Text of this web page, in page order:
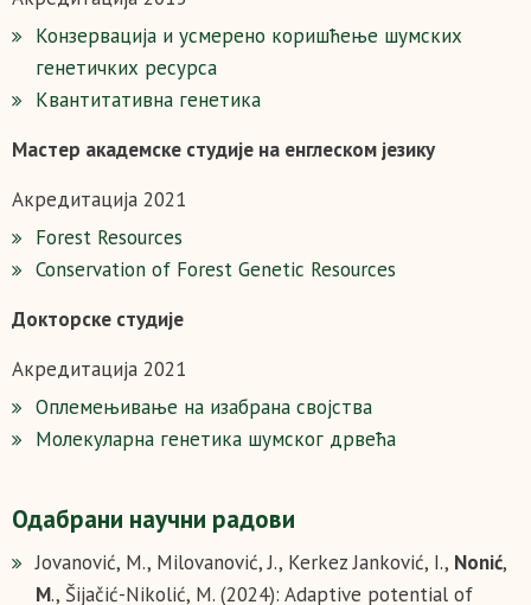
Конзервација и усмерено коришћење шумских
генетичких ресурса
Квантитативна генетика
Мaстер академске студије на енглеском језику
Акредитација 2021
Forest Resources
Conservation of Forest Genetic Resources
Докторске студије
Акредитација 2021
Оплемењивање на изабрана својства
Молекуларна генетика шумског дрвећа
Одабрани научни радови
Jovanović, M., Milovanović, J., Kerkez Janković, I., Nonić,
M., Šijačić-Nikolić, M. (2024): Adaptive potential of